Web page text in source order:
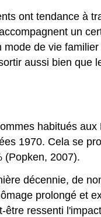
ont tendance à
un
de vie
aussi bien que
habitués
1970. Cela se
(Popken, 2007).
décennie, de
prolongé et
ressenti